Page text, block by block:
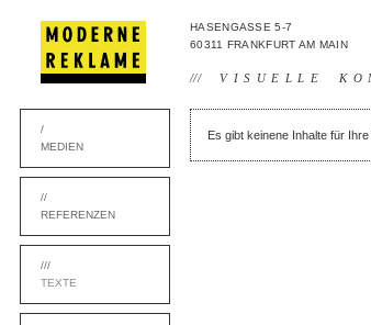
HASENGASSE 5-7
60311 FRANKFURT AM MAIN
/// VISUELLE
/
MEDIEN
//
REFERENZEN
///
TEXTE
Es gibt keinene Inhalte für Ihre